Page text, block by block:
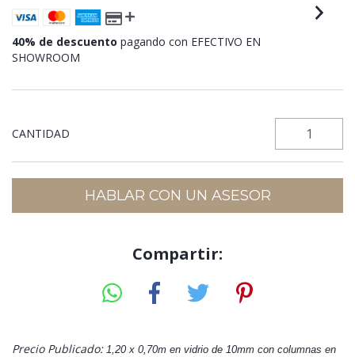
40% de descuento pagando con EFECTIVO EN
SHOWROOM
CANTIDAD
HABLAR CON UN ASESOR
Compartir:
Precio Publicado: 1,20 x 0,70m en vidrio de 10mm con columnas en